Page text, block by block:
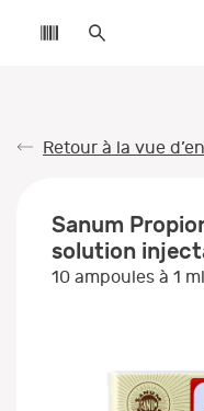
Retour à la vue
Sanum
solution
10 ampoules à 1 ml